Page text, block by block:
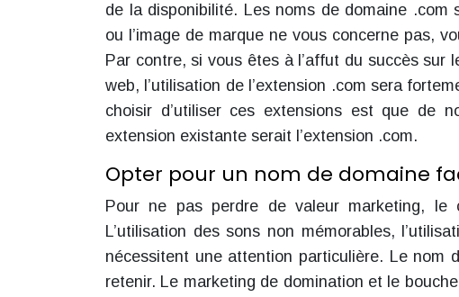
de la disponibilité. Les noms de domaine
ou l’image de marque ne vous concerne pas,
Par contre, si vous êtes à l’affut du succès
web, l’utilisation de l’extension .com sera
choisir d’utiliser ces extensions est que de
extension existante serait l’extension .com.
Opter pour un nom de domaine
Pour ne pas perdre de valeur marketing,
L’utilisation des sons non mémorables,
nécessitent une attention particulière. Le nom
retenir. Le marketing de domination et le